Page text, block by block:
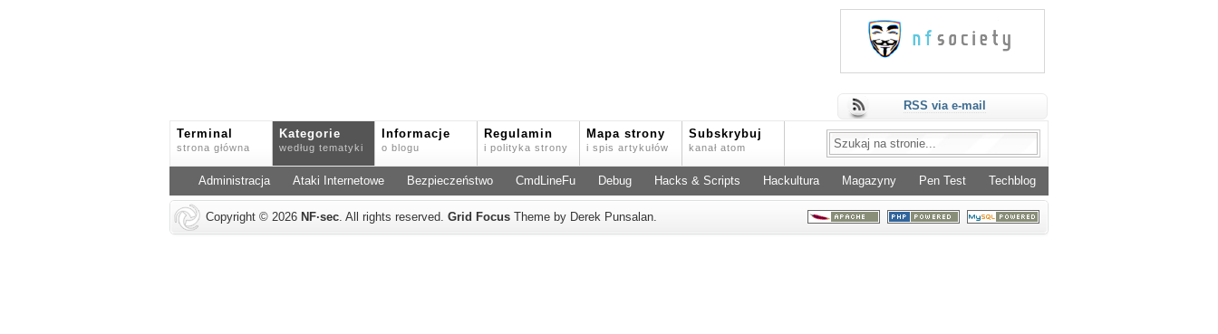
RSS via e-mail
Terminal
strona główna
Kategorie
według tematyki
Informacje
o blogu
Regulamin
i polityka strony
Mapa strony
i spis artykułów
Subskrybuj
kanał atom
Administracja Ataki Internetowe Bezpieczeństwo CmdLineFu Debug Hacks & Scripts Hackultura Magazyny Pen Test Techblog
Copyright © 2026 NF·sec. All rights reserved. Grid Focus Theme by Derek Punsalan.